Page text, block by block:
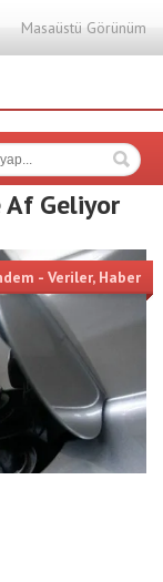
Masaüstü Görünüm
Af Geliyor
- Veriler, Haber